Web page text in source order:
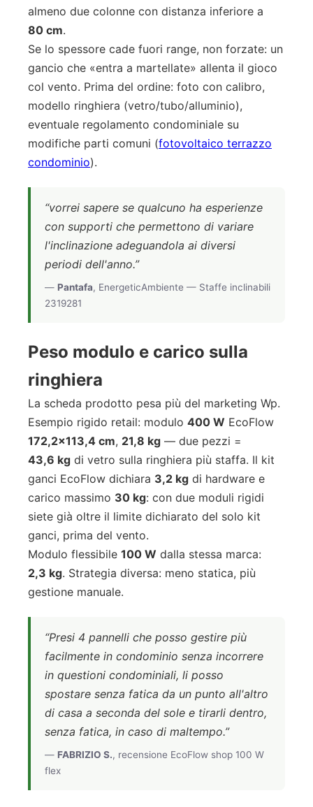
almeno due colonne con distanza inferiore a
80 cm.
Se lo spessore cade fuori range, non forzate: un
gancio che «entra a martellate» allenta il gioco
col vento. Prima del ordine: foto con calibro,
modello ringhiera (vetro/tubo/alluminio),
eventuale regolamento condominiale su
modifiche parti comuni (fotovoltaico terrazzo
condominio).
“vorrei sapere se qualcuno ha esperienze
con supporti che permettono di variare
l'inclinazione adeguandola ai diversi
periodi dell'anno.”
— Pantafa, EnergeticAmbiente — Staffe inclinabili
2319281
Peso modulo e carico sulla
ringhiera
La scheda prodotto pesa più del marketing Wp.
Esempio rigido retail: modulo 400 W EcoFlow
172,2×113,4 cm, 21,8 kg — due pezzi =
43,6 kg di vetro sulla ringhiera più staffa. Il kit
ganci EcoFlow dichiara 3,2 kg di hardware e
carico massimo 30 kg: con due moduli rigidi
siete già oltre il limite dichiarato del solo kit
ganci, prima del vento.
Modulo flessibile 100 W dalla stessa marca:
2,3 kg. Strategia diversa: meno statica, più
gestione manuale.
“Presi 4 pannelli che posso gestire più
facilmente in condominio senza incorrere
in questioni condominiali, li posso
spostare senza fatica da un punto all'altro
di casa a seconda del sole e tirarli dentro,
senza fatica, in caso di maltempo.”
— FABRIZIO S., recensione EcoFlow shop 100 W
flex